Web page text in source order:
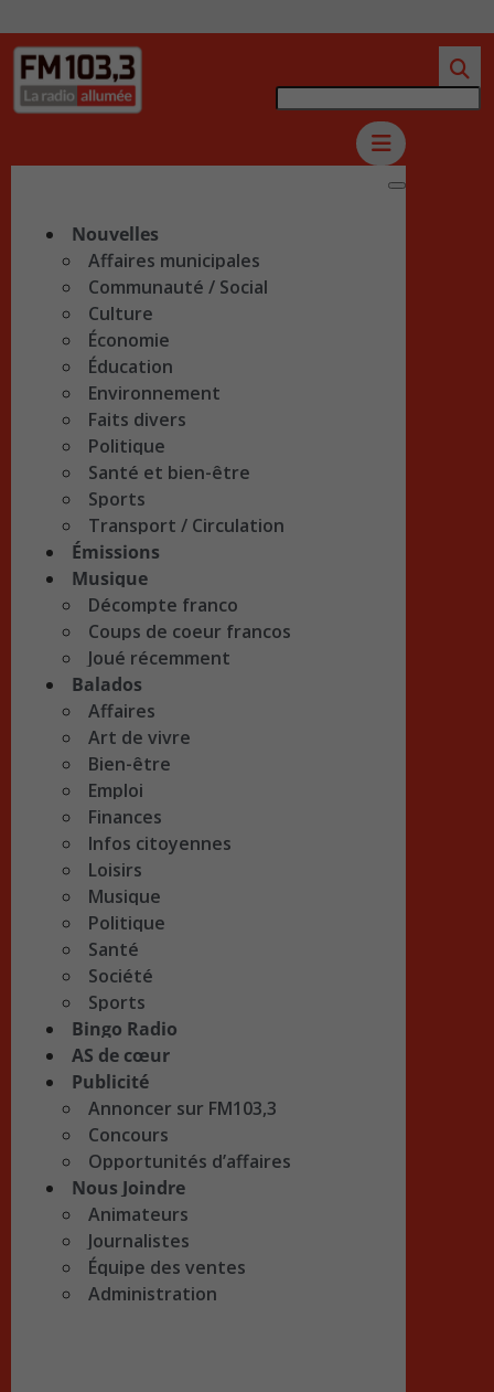
Nouvelles
Affaires municipales
Communauté / Social
Culture
Économie
Éducation
Environnement
Faits divers
Politique
Santé et bien-être
Sports
Transport / Circulation
Émissions
Musique
Décompte franco
Coups de coeur francos
Joué récemment
Balados
Affaires
Art de vivre
Bien-être
Emploi
Finances
Infos citoyennes
Loisirs
Musique
Politique
Santé
Société
Sports
Bingo Radio
AS de cœur
Publicité
Annoncer sur FM103,3
Concours
Opportunités d’affaires
Nous Joindre
Animateurs
Journalistes
Équipe des ventes
Administration